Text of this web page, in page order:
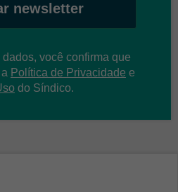
newsletter
você confirma que
Política de Privacidade e
do Síndico.